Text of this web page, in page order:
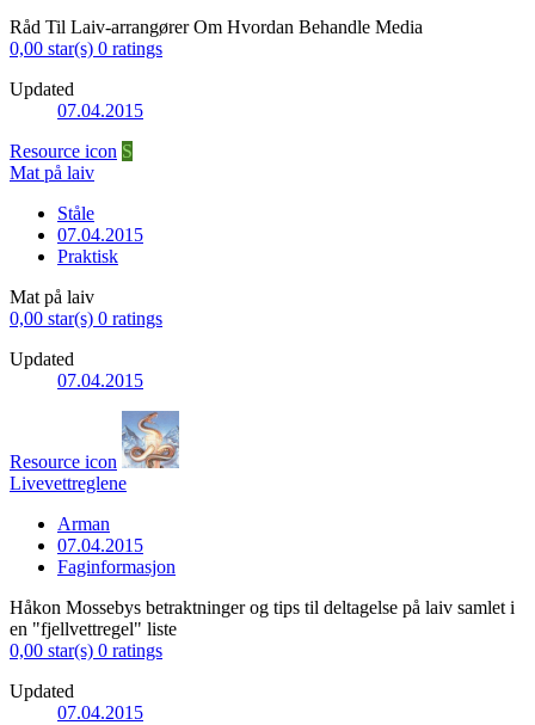
Råd Til Laiv-arrangører Om Hvordan Behandle Media
0,00 star(s) 0 ratings
Updated
07.04.2015
Resource icon S
Mat på laiv
Ståle
07.04.2015
Praktisk
Mat på laiv
0,00 star(s) 0 ratings
Updated
07.04.2015
Resource icon
Livevettreglene
Arman
07.04.2015
Faginformasjon
Håkon Mossebys betraktninger og tips til deltagelse på laiv samlet i
en "fjellvettregel" liste
0,00 star(s) 0 ratings
Updated
07.04.2015